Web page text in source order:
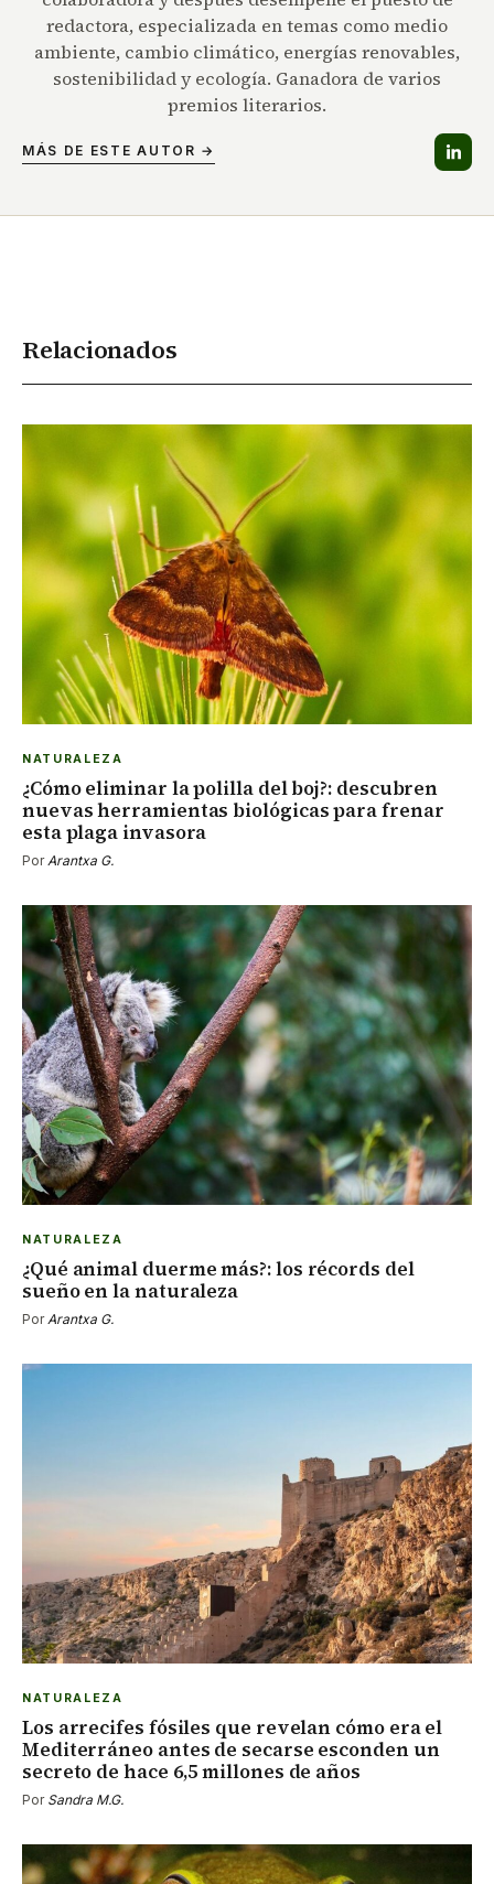
redactora, especializada en temas como medio
ambiente, cambio climático, energías renovables,
sostenibilidad y ecología. Ganadora de varios
premios literarios.
MÁS DE ESTE AUTOR →
Relacionados
NATURALEZA
¿Cómo eliminar la polilla del boj?: descubren
nuevas herramientas biológicas para frenar
esta plaga invasora
PorArantxa G.
NATURALEZA
¿Qué animal duerme más?: los récords del
sueño en la naturaleza
PorArantxa G.
NATURALEZA
Los arrecifes fósiles que revelan cómo era el
Mediterráneo antes de secarse esconden un
secreto de hace 6,5 millones de años
Por Sandra M.G.